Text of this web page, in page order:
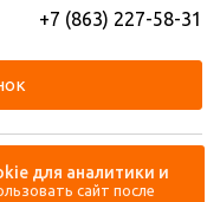
+7 (863) 227-58-31
для аналитики и
сайт после